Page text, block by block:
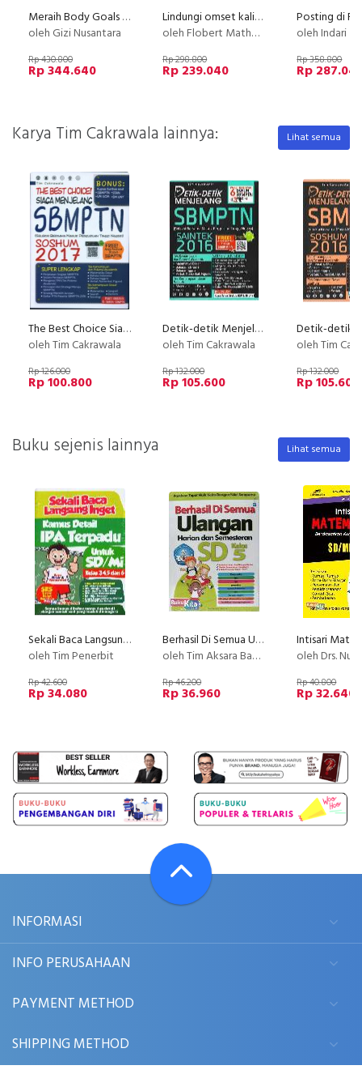
Meraih Body Goals dalam 30 hari bersama Ahli Gizi
oleh Gizi Nusantara
Rp 430.800
Rp 344.640
Lindungi omset kalian dari kompetitor
oleh Flobert Matheus
Rp 298.800
Rp 239.040
oleh Indari
Rp 358.800
Rp
Karya Tim Cakrawala lainnya: Lihat semua
The Best Choice Siaga Menjelang SBMPTN SOSHUM 2017
oleh Tim Cakrawala
Rp 126.000
Rp 100.800
Detik-detik Menjelang Sbmptn Saintek 2016
oleh Tim Cakrawala
Rp 132.000
Rp 105.600
oleh Tim
Rp 132.000
Rp 105.600
Buku sejenis lainnya Lihat semua
Sekali Baca Langsung Inget Kamus Detail IPA Terpadu Untuk SD/Mi Kelas 3,4,5 dan 6
oleh Tim Penerbit
Rp 42.600
Rp 34.080
Berhasil Di Semua Ulangan Harian dan Semesteran SD Kelas 5
oleh Tim Aksara Bangsa
Rp 46.200
Rp 36.960
oleh Drs. Nur
Rp 40.800
Rp 32.640
INFORMASI
INFO PERUSAHAAN
PAYMENT METHOD
SHIPPING METHOD